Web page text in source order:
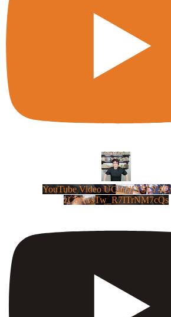
YouTube Video
zC8XosTw_R7ITrNM7cQs